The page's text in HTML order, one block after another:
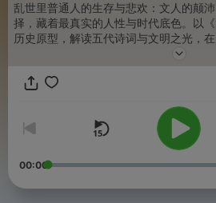
乱世里普通人的生存与悲欢：文人的颠
择，藏着最真实的人性与时代底色。以
历史原型，解读五代诗词与文明之光，
贵，从千年乱世里，寻当代生活的生存智
00:00